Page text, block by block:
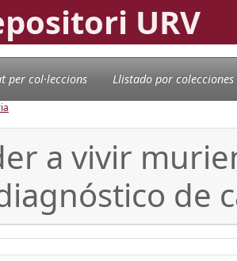
URV
per col·leccions Llistado por colecciones
a vivir
de